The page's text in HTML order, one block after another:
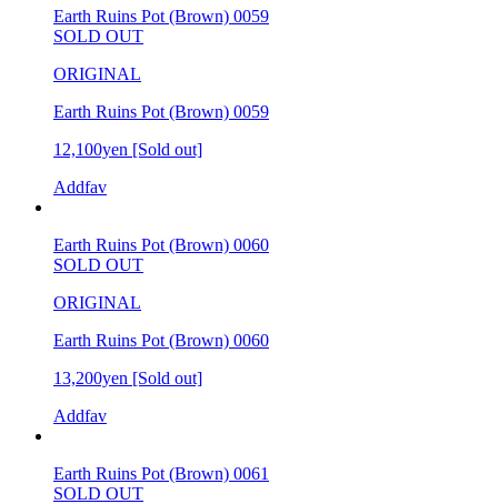
Earth Ruins Pot (Brown) 0059
SOLD OUT
ORIGINAL
Earth Ruins Pot (Brown) 0059
12,100yen [Sold out]
Addfav
Earth Ruins Pot (Brown) 0060
SOLD OUT
ORIGINAL
Earth Ruins Pot (Brown) 0060
13,200yen [Sold out]
Addfav
Earth Ruins Pot (Brown) 0061
SOLD OUT